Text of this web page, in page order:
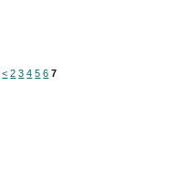
< 2 3 4 5 6 7